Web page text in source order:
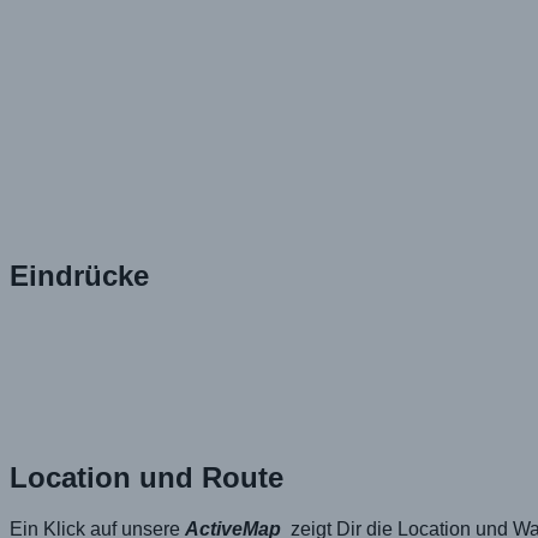
Eindrücke
Location und Route
Ein Klick auf unsere ActiveMap zeigt Dir die Location und